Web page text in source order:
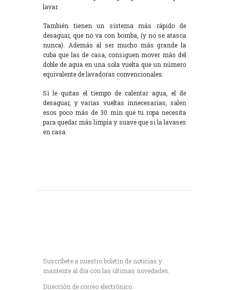
lavar.
También tienen un sistema más rápido de
desaguar, que no va con bomba, (y no se atasca
nunca). Además al ser mucho más grande la
cuba que las de casa, consiguen mover más del
doble de agua en una sola vuelta que un número
equivalente de lavadoras convencionales.
Si le quitas el tiempo de calentar agua, el de
desaguar, y varias vueltas innecesarias, salen
esos poco más de 30 min que tu ropa necesita
para quedar más limpia y suave que si la lavases
en casa.
Suscríbete a nuestro boletín de noticias y
mantente al día con las últimas novedades.
Dirección de correo electrónico: